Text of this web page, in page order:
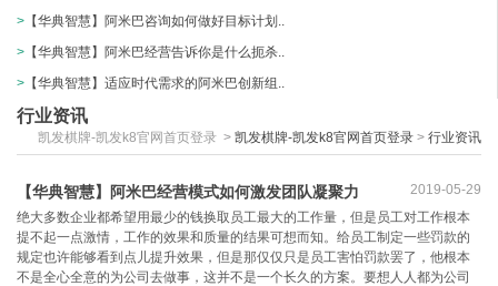
> 【华典智慧】阿米巴咨询如何做好目标计划..
> 【华典智慧】阿米巴经营告诉你是什么扼杀..
> 【华典智慧】适应时代需求的阿米巴创新组..
行业资讯
凯发棋牌-凯发k8官网首页登录 > 凯发棋牌-凯发k8官网首页登录 > 行业资讯
【华典智慧】阿米巴经营模式如何激发团队凝聚力
2019-05-29
绝大多数企业都希望用最少的钱换取员工最大的工作量，但是员工对工作根本
提不起一点激情，工作的效果和质量的结果可想而知。给员工制定一些罚款的
规定也许能够看到点儿提升效果，但是那仅仅只是员工害怕罚款罢了，他根本
不是全心全意的为公司去做事，这并不是一个长久的方案。要想人人都为公司